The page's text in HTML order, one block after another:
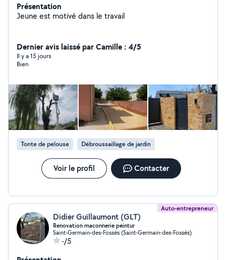
Présentation
Jeune est motivé dans le travail
Dernier avis laissé par Camille : 4/5
Il y a 15 jours
Bien
Tonte de pelouse Débroussaillage de jardin
Voir le profil Contacter
Auto-entrepreneur
Didier Guillaumont (GLT)
Renovation maconnerie peintur
Saint-Germain-des-Fossés (Saint-Germain-des-Fossés)
-/5